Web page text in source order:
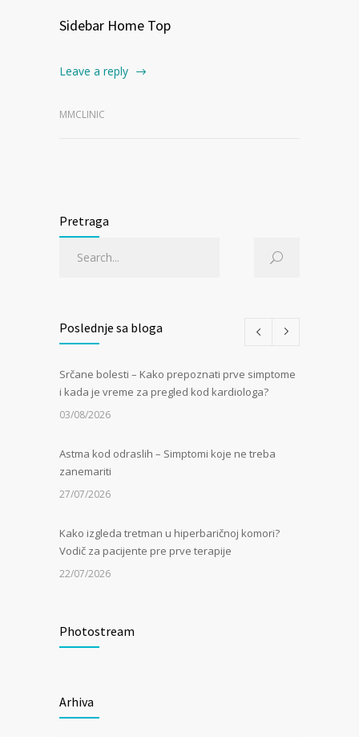
Sidebar Home Top
Leave a reply
MMCLINIC
Pretraga
Poslednje sa bloga
Srčane bolesti – Kako prepoznati prve simptome
i kada je vreme za pregled kod kardiologa?
03/08/2026
Astma kod odraslih – Simptomi koje ne treba
zanemariti
27/07/2026
Kako izgleda tretman u hiperbaričnoj komori?
Vodič za pacijente pre prve terapije
22/07/2026
13/07/2026
06/07/2026
Photostream
Arhiva